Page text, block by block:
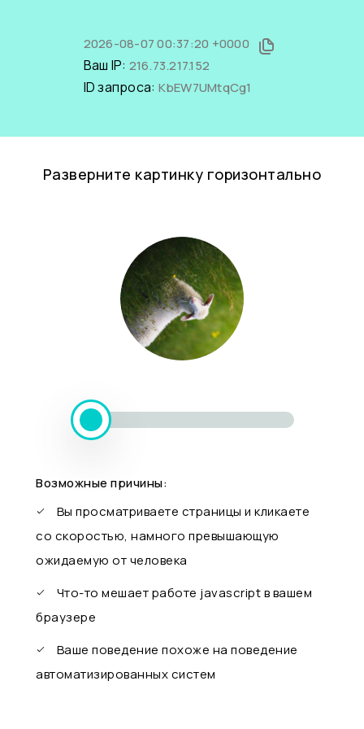
2026-08-07 00:37:20 +0000
Ваш IP: 216.73.217.152
ID запроса: KbEW7UMtqCg1
Разверните картинку горизонтально
Возможные причины:
Вы просматриваете страницы и кликаете
со скоростью, намного превышающую
ожидаемую от человека
Что-то мешает работе javascript в вашем
браузере
Ваше поведение похоже на поведение
автоматизированных систем